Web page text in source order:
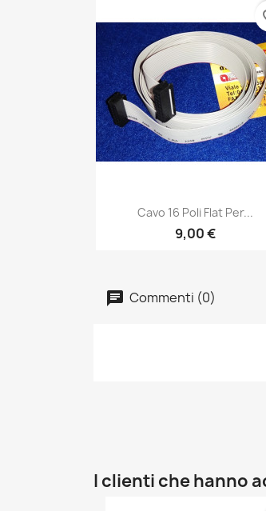
Anteprima
Cavo 16 Poli Flat Per...
9,00 €
Commenti (0)
I clienti che hanno